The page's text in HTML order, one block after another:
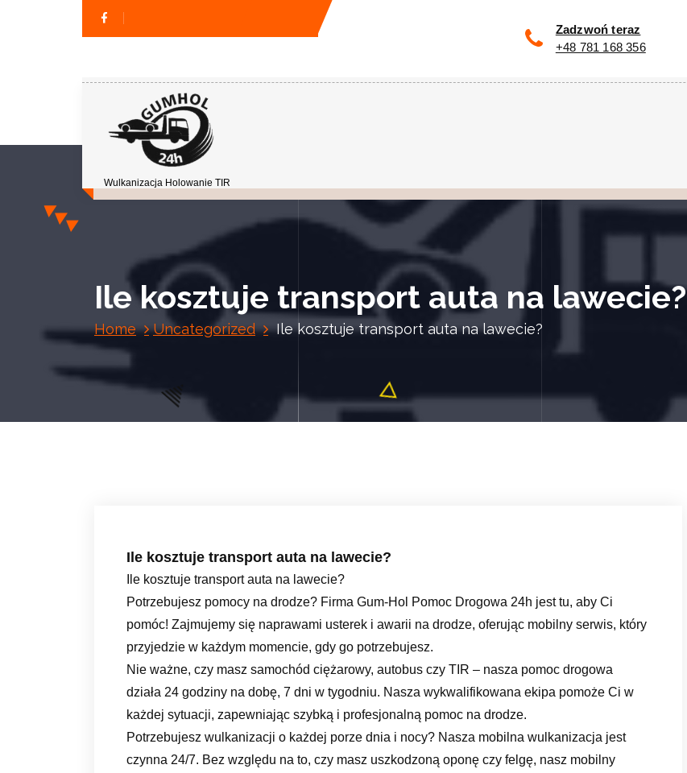
Zadzwoń teraz
+48 781 168 356
Wulkanizacja Holowanie TIR
Ile kosztuje transport auta na lawecie?
Home Uncategorized Ile kosztuje transport auta na lawecie?
Ile kosztuje transport auta na lawecie?
Ile kosztuje transport auta na lawecie?
Potrzebujesz pomocy na drodze? Firma Gum-Hol Pomoc Drogowa 24h jest tu, aby Ci
pomóc! Zajmujemy się naprawami usterek i awarii na drodze, oferując mobilny serwis, który
przyjedzie w każdym momencie, gdy go potrzebujesz.
Nie ważne, czy masz samochód ciężarowy, autobus czy TIR – nasza pomoc drogowa
działa 24 godziny na dobę, 7 dni w tygodniu. Nasza wykwalifikowana ekipa pomoże Ci w
każdej sytuacji, zapewniając szybką i profesjonalną pomoc na drodze.
Potrzebujesz wulkanizacji o każdej porze dnia i nocy? Nasza mobilna wulkanizacja jest
czynna 24/7. Bez względu na to, czy masz uszkodzoną oponę czy felgę, nasz mobilny